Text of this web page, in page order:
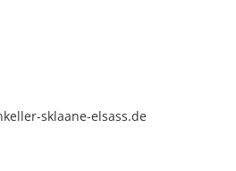
sklaane-elsass.de